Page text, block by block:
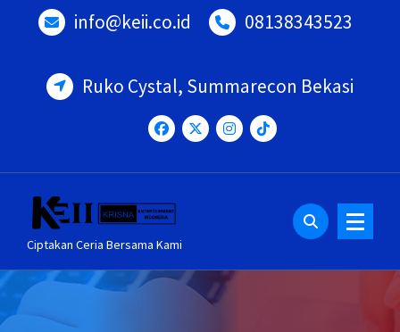
info@keii.co.id 08138343523
Ruko Cystal, Summarecon Bekasi
Ciptakan Ceria Bersama Kami